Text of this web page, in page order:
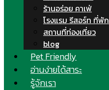
ร้านอร่อย คาเฟ่
โรงแรม รีสอร์ท ที่พัก
สถานที่ท่องเที่ยว
blog
Pet Friendly
อ่านง่ายได้สาระ
รู้จักเรา